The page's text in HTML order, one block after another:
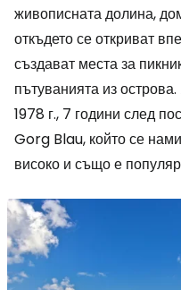
живописната долина,
откъдето се откриват
създават места за
пътуванията из
1978 г., 7 години след
Gorg Blau, който се
високо и също е